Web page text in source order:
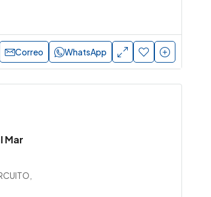
Correo WhatsApp
Mar